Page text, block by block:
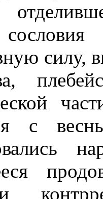
силу,
с